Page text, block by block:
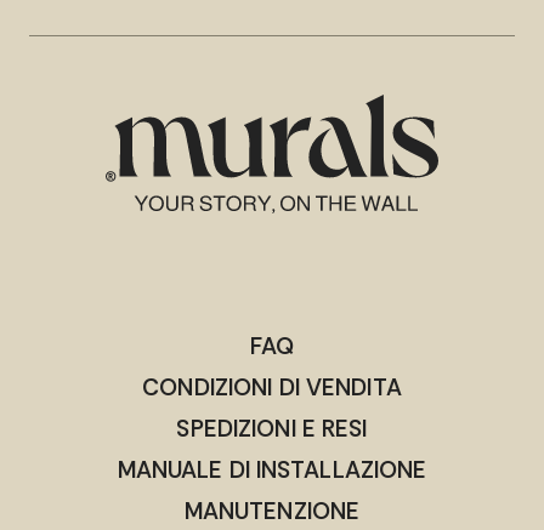
FAQ
CONDIZIONI DI VENDITA
SPEDIZIONI E RESI
MANUALE DI INSTALLAZIONE
MANUTENZIONE